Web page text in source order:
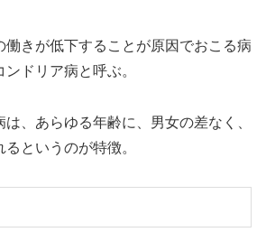
きが低下することが原因でおこる病
ドリア病と呼ぶ。
、あらゆる年齢に、男女の差なく、
というのが特徴。